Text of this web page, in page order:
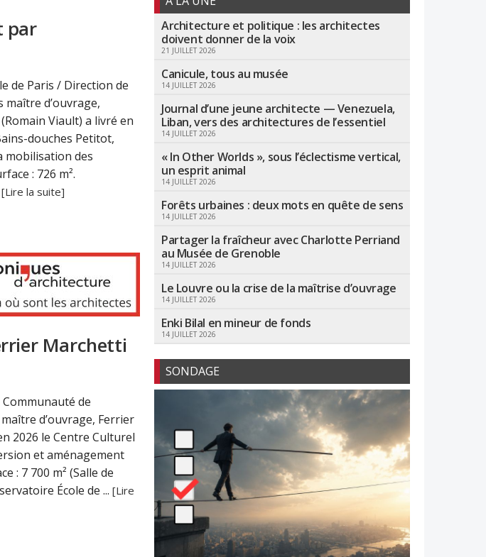
par
de Paris / Direction de
maître d’ouvrage,
(Romain Viault) a livré en
douches Petitot,
mobilisation des
: 726 m².
[Lire la suite]
Marchetti
de
d’ouvrage, Ferrier
2026 le Centre Culturel
et aménagement
: 7 700 m² (Salle de
École de ... [Lire
Architecture et politique : les architectes
doivent donner de la voix
21 JUILLET 2026
Canicule, tous au musée
14 JUILLET 2026
Journal d’une jeune architecte — Venezuela,
Liban, vers des architectures de l’essentiel
14 JUILLET 2026
« In Other Worlds », sous l’éclectisme vertical,
un esprit animal
14 JUILLET 2026
Forêts urbaines : deux mots en quête de sens
14 JUILLET 2026
Partager la fraîcheur avec Charlotte Perriand
au Musée de Grenoble
14 JUILLET 2026
Le Louvre ou la crise de la maîtrise d’ouvrage
14 JUILLET 2026
Enki Bilal en mineur de fonds
14 JUILLET 2026
SONDAGE